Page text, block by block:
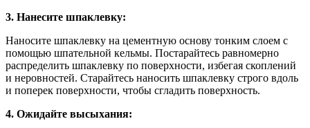
3. Нанесите шпаклевку:
Наносите шпаклевку на цементную основу тонким слоем с
помощью шпательной кельмы. Постарайтесь равномерно
распределить шпаклевку по поверхности, избегая скоплений
и неровностей. Старайтесь наносить шпаклевку строго вдоль
и поперек поверхности, чтобы сгладить поверхность.
4. Ожидайте высыхания: